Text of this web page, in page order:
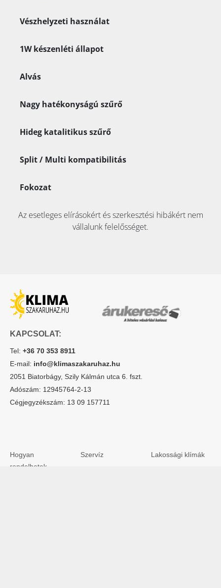
Vészhelyzeti használat
1W készenléti állapot
Alvás
Nagy hatékonyságú szűrő
Hideg katalitikus szűrő
Split / Multi kompatibilitás
Fokozat
Az esetleges elírásokért és szerkesztési hibákért nem
vállalunk felelősséget.
KAPCSOLAT:
Tel: +36 70 353 8911
E-mail: info@klimaszakaruhaz.hu
2051 Biatorbágy, Szily Kálmán utca 6. fszt.
Adószám: 12945764-2-13
Cégjegyzékszám: 13 09 157711
Hogyan
rendelhetek
Szervíz
Lakossági klímák